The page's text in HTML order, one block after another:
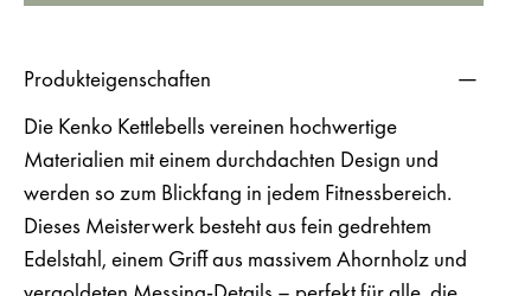
Produkteigenschaften
Die Kenko Kettlebellsvereinen hochwertige
Materialien mit einem durchdachten Design und
werden so zum Blickfang in jedem Fitnessbereich.
Dieses Meisterwerk besteht ausfein gedrehtem
Edelstahl, einem Griff aus massivem Ahornholz und